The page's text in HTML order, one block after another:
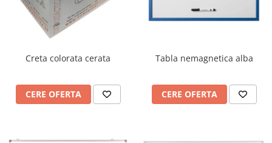
Creta colorata cerata
CERE OFERTA
Tabla nemagnetica alba
CERE OFERTA